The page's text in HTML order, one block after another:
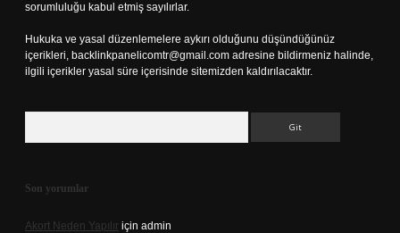
sorumluluğu kabul etmiş sayılırlar.
Hukuka ve yasal düzenlemelere aykırı olduğunu düşündüğünüz
içerikleri, backlinkpanelicomtr@gmail.com adresine bildirmeniz halinde,
ilgili içerikler yasal süre içerisinde sitemizden kaldırılacaktır.
Son yorumlar
Akort Neden Yapılır için admin